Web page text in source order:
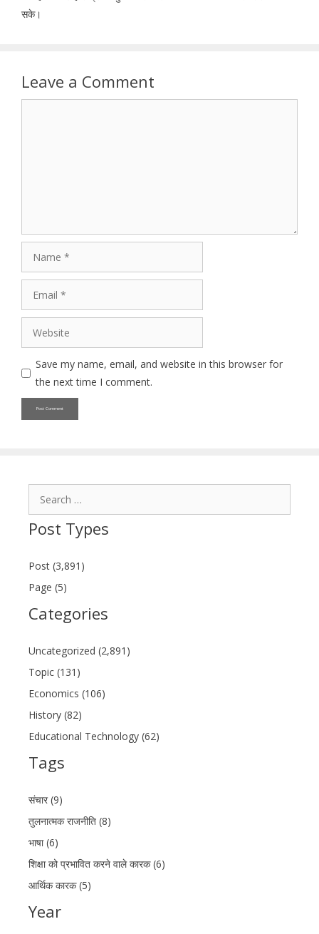
सके।
Leave a Comment
Website
Save my name, email, and website in this browser for
the next time I comment.
Post Types
Post (3,891)
Page (5)
Categories
Uncategorized (2,891)
Topic (131)
Economics (106)
History (82)
Educational Technology (62)
Tags
संचार (9)
तुलनात्मक राजनीति (8)
भाषा (6)
शिक्षा को प्रभावित करने वाले कारक (6)
आर्थिक कारक (5)
Year